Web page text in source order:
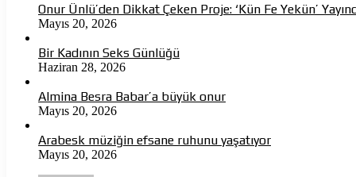
Onur Ünlü’den Dikkat Çeken Proje: ‘Kün Fe Yekün’
Mayıs 20, 2026
Bir Kadının Seks Günlüğü
Haziran 28, 2026
Almina Besra Babar’a büyük onur
Mayıs 20, 2026
Arabesk müziğin efsane ruhunu yaşatıyor
Mayıs 20, 2026